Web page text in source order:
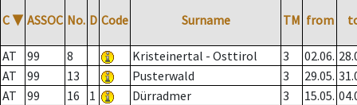
C ▼ ASSOC No. D Code Surname TM from
AT 99 8 Kristeinertal - Osttirol 3 02.06.
AT
99 13 Pusterwald 3 29.05.
AT
99 16 1 Dürradmer 3 15.05.